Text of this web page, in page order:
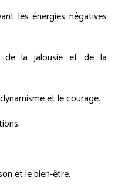
les énergies négatives
de la jalousie et de la
et le courage.
et le bien-être.